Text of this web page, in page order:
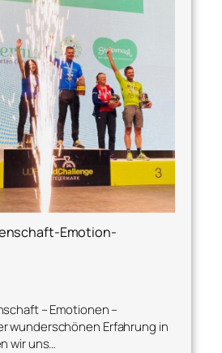
Emotion-
– Emotionen –
wunderschönen Erfahrung in
wir uns…